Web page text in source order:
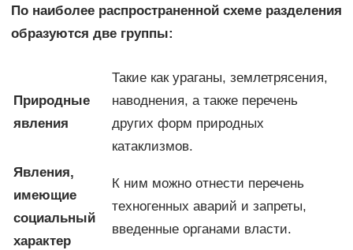
По наиболее распространенной схеме разделения
образуются две группы:
Природные
явления
Такие как ураганы, землетрясения,
наводнения, а также перечень
других форм природных
катаклизмов.
Явления,
имеющие
социальный
характер
К ним можно отнести перечень
техногенных аварий и запреты,
введенные органами власти.